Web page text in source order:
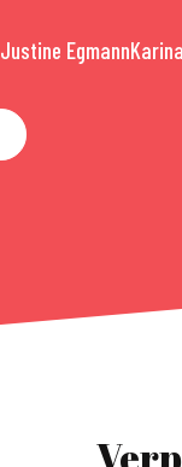
Justine Egmann